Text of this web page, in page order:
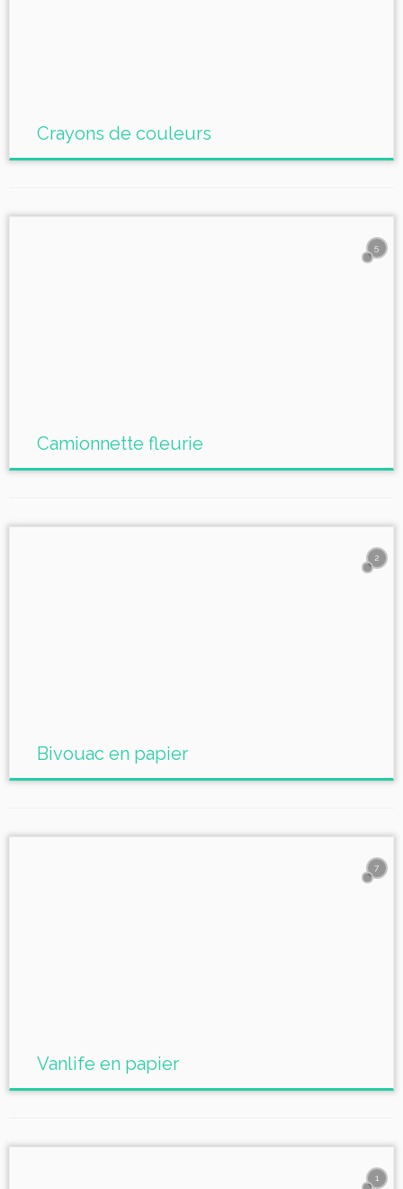
Crayons de couleurs
5
Camionnette fleurie
2
Bivouac en papier
7
Vanlife en papier
1